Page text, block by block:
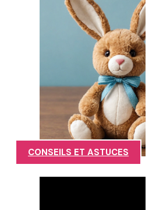
CONSEILS ET ASTUCES